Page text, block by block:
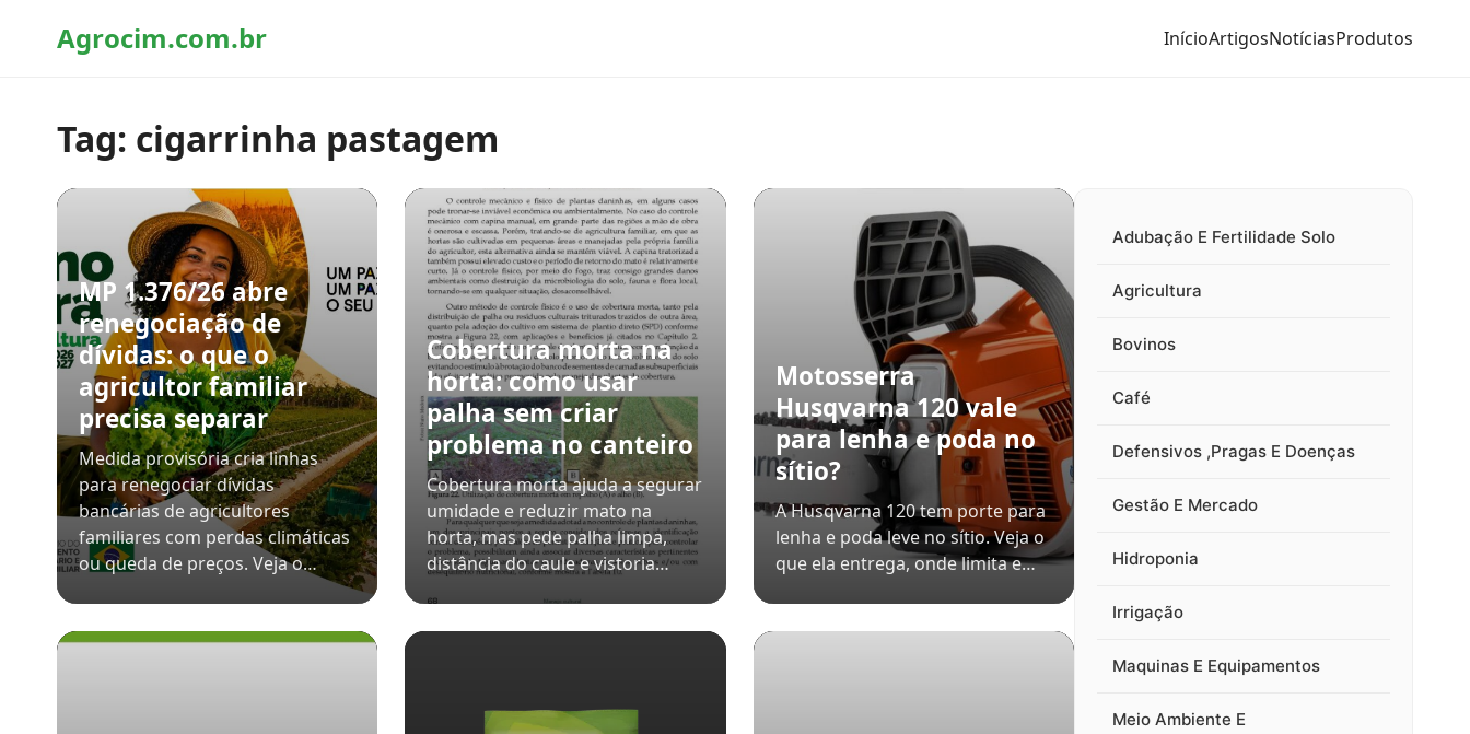
Agrocim.com.br InícioArtigosNotíciasProdutos
Tag: cigarrinha pastagem
MP 1.376/26 abre
renegociação de
dívidas: o que o
agricultor familiar
precisa separar
Medida provisória cria linhas
para renegociar dívidas
bancárias de agricultores
familiares com perdas climáticas
ou queda de preços. Veja o…
Cobertura morta na
horta: como usar
palha sem criar
problema no canteiro
Cobertura morta ajuda a segurar
umidade e reduzir mato na
horta, mas pede palha limpa,
distância do caule e vistoria…
Motosserra
Husqvarna 120 vale
para lenha e poda no
sítio?
A Husqvarna 120 tem porte para
lenha e poda leve no sítio. Veja o
que ela entrega, onde limita e…
Adubação E Fertilidade Solo
Agricultura
Bovinos
Café
Defensivos ,Pragas E Doenças
Gestão E Mercado
Hidroponia
Irrigação
Maquinas E Equipamentos
Meio Ambiente E